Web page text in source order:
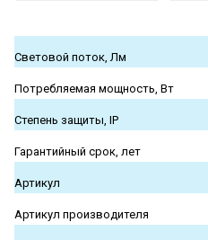
Световой поток, Лм
Потребляемая мощность, Вт
Степень защиты, IP
Гарантийный срок, лет
Артикул
Артикул производителя